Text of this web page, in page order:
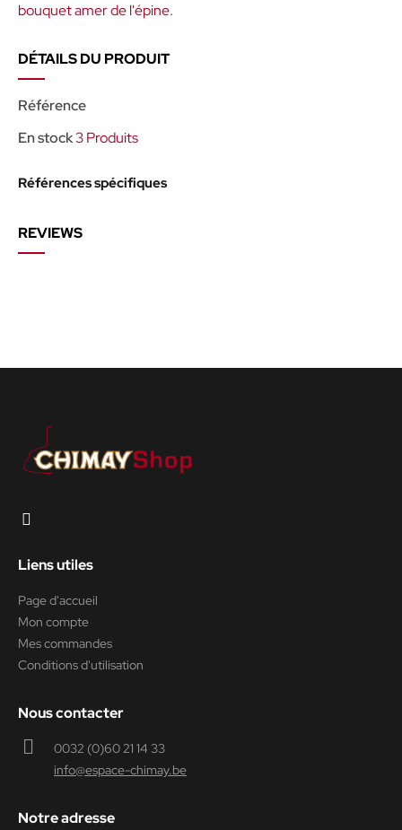
bouquet amer de l'épine.
DÉTAILS DU PRODUIT
Référence
En stock3 Produits
Références spécifiques
REVIEWS
Liens utiles
Page d'accueil
Mon compte
Mes commandes
Conditions d'utilisation
Nous contacter
0032 (0)60 21 14 33
info@espace-chimay.be
Notre adresse